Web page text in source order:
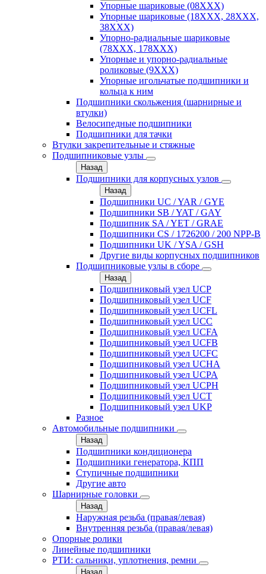
Упорные шариковые (08XXX)
Упорные шариковые (18XXX, 28XXХ,
38ХХХ)
Упорно-радиальные шариковые
(78XXX, 178ХХХ)
Упорные и упорно-радиальные
роликовые (9ХХХ)
Упорные игольчатые подшипники и
кольца к ним
Подшипники скольжения (шарнирные и
втулки)
Велосипедные подшипники
Подшипники для тачки
Втулки закрепительные и стяжные
Подшипниковые узлы
Назад
Подшипники для корпусных узлов
Назад
Подшипники UC / YAR / GYE
Подшипники SB / YAT / GAY
Подшипник SA / YET / GRAE
Подшипники CS / 1726200 / 200 NPP-B
Подшипники UK / YSA / GSH
Другие виды корпусных подшипников
Подшипниковые узлы в сборе
Назад
Подшипниковый узел UCP
Подшипниковый узел UCF
Подшипниковый узел UCFL
Подшипниковый узел UCC
Подшипниковый узел UCFA
Подшипниковый узел UCFB
Подшипниковый узел UCFC
Подшипниковый узел UCHA
Подшипниковый узел UCPA
Подшипниковый узел UCPH
Подшипниковый узел UCT
Подшипниковый узел UKP
Разное
Автомобильные подшипники
Назад
Подшипники кондиционера
Подшипники генератора, КПП
Ступичные подшипники
Другие авто
Шарнирные головки
Назад
Наружная резьба (правая/левая)
Внутренняя резьба (правая/левая)
Опорные ролики
Линейные подшипники
РТИ: сальники, уплотнения, ремни
Назад